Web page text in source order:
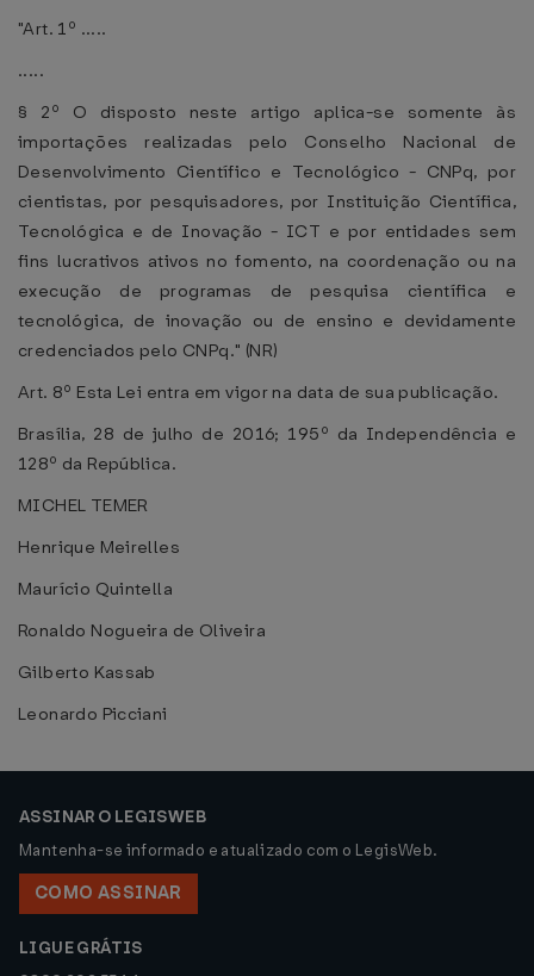
"Art. 1º .....
.....
§ 2º O disposto neste artigo aplica-se somente às
importações realizadas pelo Conselho Nacional de
Desenvolvimento Científico e Tecnológico - CNPq, por
cientistas, por pesquisadores, por Instituição Científica,
Tecnológica e de Inovação - ICT e por entidades sem
fins lucrativos ativos no fomento, na coordenação ou na
execução de programas de pesquisa científica e
tecnológica, de inovação ou de ensino e devidamente
credenciados pelo CNPq." (NR)
Art. 8º Esta Lei entra em vigor na data de sua publicação.
Brasília, 28 de julho de 2016; 195º da Independência e
128º da República.
MICHEL TEMER
Henrique Meirelles
Maurício Quintella
Ronaldo Nogueira de Oliveira
Gilberto Kassab
Leonardo Picciani
ASSINAR O LEGISWEB
Mantenha-se informado e atualizado com o LegisWeb.
COMO ASSINAR
LIGUE GRÁTIS